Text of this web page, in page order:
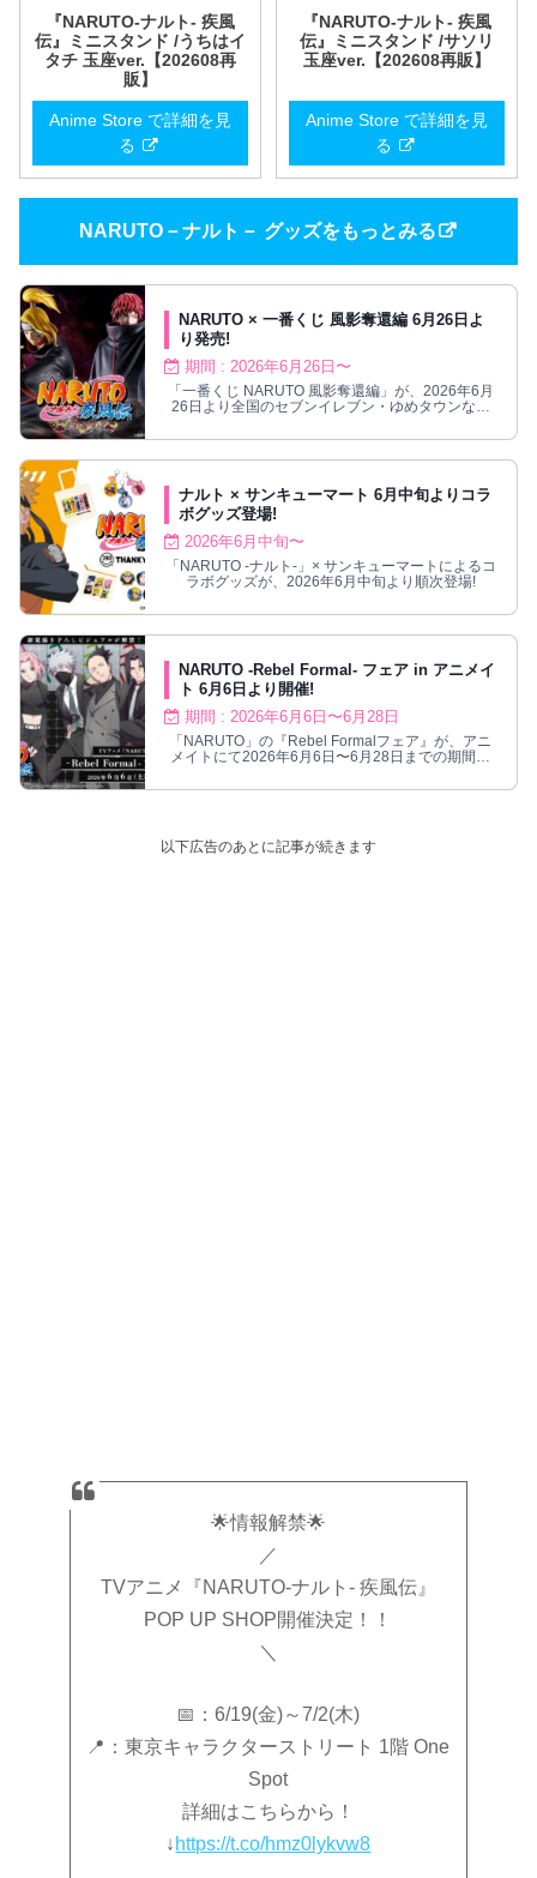
『NARUTO-ナルト- 疾風
伝』ミニスタンド /うちはイ
タチ 玉座ver.【202608再
販】
Anime Store で詳細を見
る
『NARUTO-ナルト- 疾風
伝』ミニスタンド /サソリ
玉座ver.【202608再販】
Anime Store で詳細を見
る
NARUTO－ナルト－ グッズをもっとみる
NARUTO × 一番くじ 風影奪還編 6月26日よ
り発売!
期間 : 2026年6月26日〜
「一番くじ NARUTO 風影奪還編」が、2026年6月
26日より全国のセブンイレブン・ゆめタウンなど
ナルト × サンキューマート 6月中旬よりコラ
ボグッズ登場!
2026年6月中旬〜
「NARUTO -ナルト-」× サンキューマートによるコ
ラボグッズが、2026年6月中旬より順次登場!
NARUTO -Rebel Formal- フェア in アニメイ
ト 6月6日より開催!
期間 : 2026年6月6日〜6月28日
「NARUTO」の『Rebel Formalフェア』が、アニ
メイトにて2026年6月6日〜6月28日までの期間限
以下広告のあとに記事が続きます
🌟情報解禁🌟
／
TVアニメ『NARUTO-ナルト- 疾風伝』
POP UP SHOP開催決定！！
＼
📅：6/19(金)～7/2(木)
📍：東京キャラクターストリート 1階 One
Spot
詳細はこちらから！
↓ https://t.co/hmz0lykvw8